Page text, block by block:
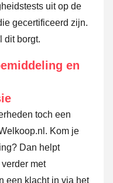
uit op de
gecertificeerd zijn.
dit borgt.
en
toch een
Kom je
Dan helpt
met
een klacht in via het